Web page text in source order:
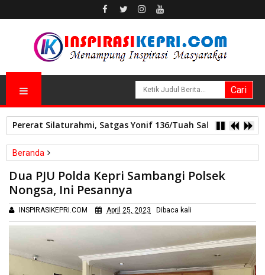
Pererat Silaturahmi, Satgas Yonif 136/Tuah Sakti Pos Ilu
Beranda
Dua PJU Polda Kepri Sambangi Polsek Nongsa, Ini Pesannya
Dua PJU Polda Kepri Sambangi Polsek
Nongsa, Ini Pesannya
INSPIRASIKEPRI.COM April 25, 2023 Dibaca kali